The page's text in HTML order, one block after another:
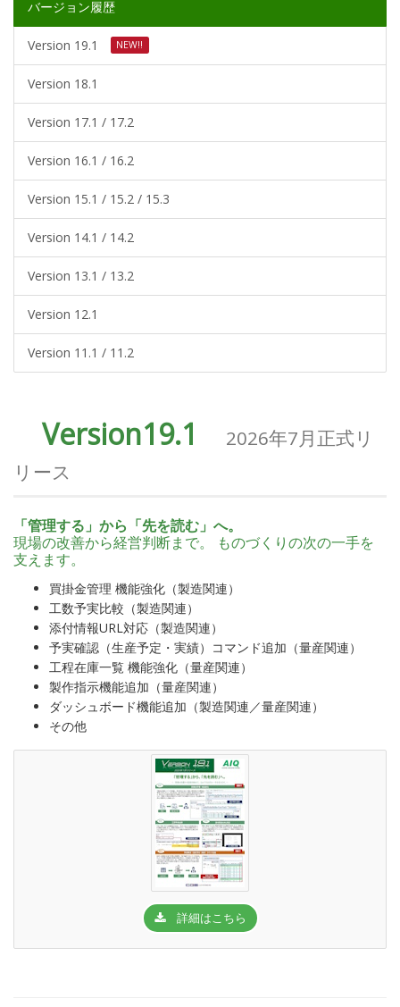
バージョン履歴
Version 19.1 NEW!!
Version 18.1
Version 17.1 / 17.2
Version 16.1 / 16.2
Version 15.1 / 15.2 / 15.3
Version 14.1 / 14.2
Version 13.1 / 13.2
Version 12.1
Version 11.1 / 11.2
Version19.1
2026年7月正式リ
リース
「管理する」から「先を読む」へ。
現場の改善から経営判断まで。 ものづくりの次の一手を
支えます。
買掛金管理 機能強化（製造関連）
工数予実比較（製造関連）
添付情報URL対応（製造関連）
予実確認（生産予定・実績）コマンド追加（量産関連）
工程在庫一覧 機能強化（量産関連）
製作指示機能追加（量産関連）
ダッシュボード機能追加（製造関連／量産関連）
その他
詳細はこちら